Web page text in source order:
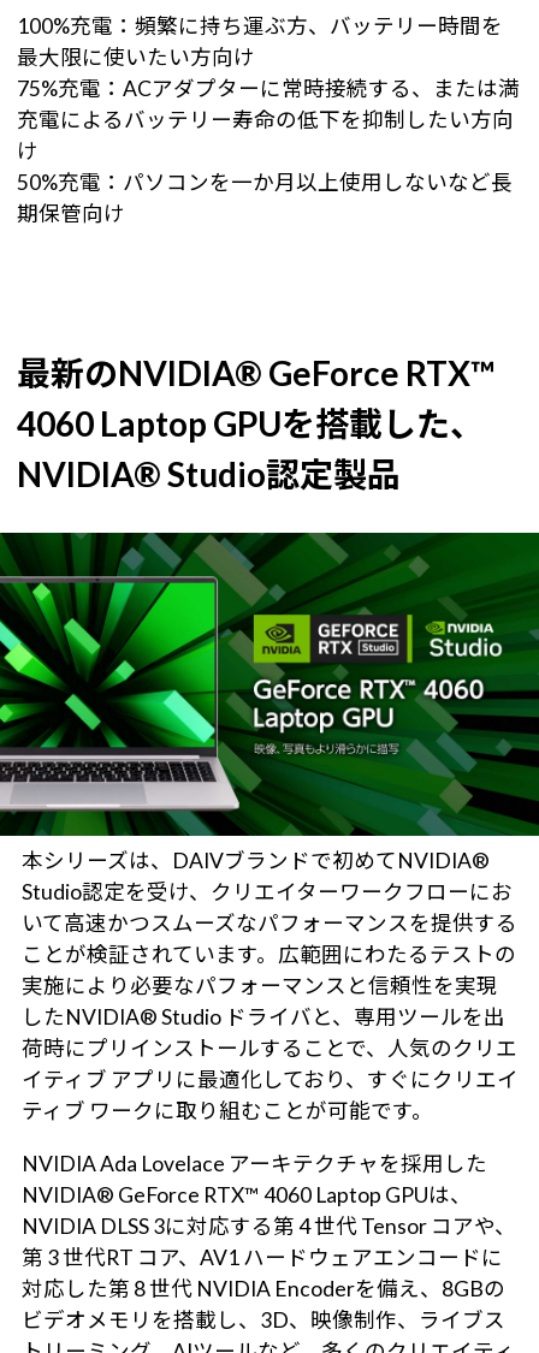
100%充電：頻繁に持ち運ぶ方、バッテリー時間を
最大限に使いたい方向け
75%充電：ACアダプターに常時接続する、または満
充電によるバッテリー寿命の低下を抑制したい方向
け
50%充電：パソコンを一か月以上使用しないなど長
期保管向け
最新のNVIDIA® GeForce RTX™
4060 Laptop GPUを搭載した、
NVIDIA® Studio認定製品
本シリーズは、DAIVブランドで初めてNVIDIA®
Studio認定を受け、クリエイターワークフローにお
いて高速かつスムーズなパフォーマンスを提供する
ことが検証されています。広範囲にわたるテストの
実施により必要なパフォーマンスと信頼性を実現
したNVIDIA® Studio ドライバと、専用ツールを出
荷時にプリインストールすることで、人気のクリエ
イティブ アプリに最適化しており、すぐにクリエイ
ティブ ワークに取り組むことが可能です。
NVIDIA Ada Lovelace アーキテクチャを採用した
NVIDIA® GeForce RTX™ 4060 Laptop GPUは、
NVIDIA DLSS 3に対応する第 4 世代 Tensor コアや、
第 3 世代RT コア、AV1 ハードウェアエンコードに
対応した第 8 世代 NVIDIA Encoderを備え、8GBの
ビデオメモリを搭載し、3D、映像制作、ライブス